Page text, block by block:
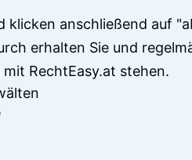
klicken anschließend auf
erhalten Sie und
RechtEasy.at stehen.